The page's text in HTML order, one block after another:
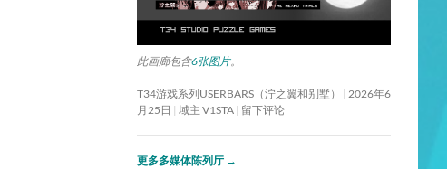
此画廊包含6张图片。
T34游戏系列USERBARS（泞之翼和别墅）
2026年6
月25日
域主 V1STA 留下评论
更多多媒体陈列厅 →